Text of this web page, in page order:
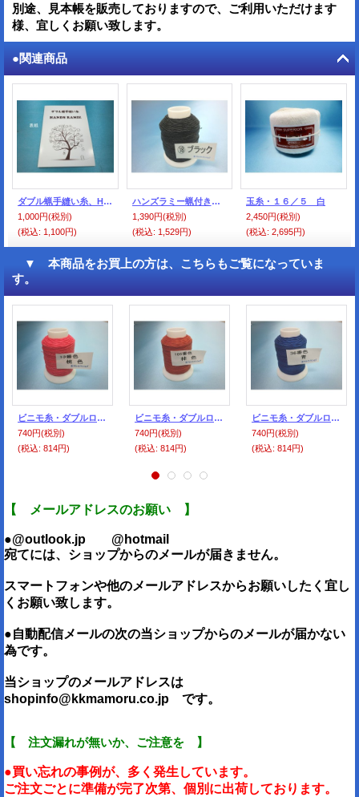
別途、見本帳を販売しておりますので、ご利用いただけます
様、宜しくお願い致します。
●関連商品
ダブル蝋手縫い糸、HANDS RAMIE糸、共通見本帳
1,000円(税別)
(税込: 1,100円)
ハンズラミー蝋付き 16/4 ブラック（3）
1,390円(税別)
(税込: 1,529円)
玉糸・１６／５ 白
2,450円(税別)
(税込: 2,695円)
▼ 本商品をお買上の方は、こちらもご覧になっていま
す。
ビニモ糸・ダブルロウ付き 1番手 13番色・桃色
740円(税別)
(税込: 814円)
ビニモ糸・ダブルロウ付き 1番手 105番色・柿色
740円(税別)
(税込: 814円)
ビニモ糸・ダブルロウ付き 1番手 36番色・青
740円(税別)
(税込: 814円)
【 メールアドレスのお願い 】
●@outlook.jp @hotmail
宛てには、ショップからのメールが届きません。
スマートフォンや他のメールアドレスからお願いしたく宜し
くお願い致します。
●自動配信メールの次の当ショップからのメールが届かない
為です。
当ショップのメールアドレスは
shopinfo@kkmamoru.co.jp です。
【 注文漏れが無いか、ご注意を 】
●買い忘れの事例が、多く発生しています。
ご注文ごとに準備が完了次第、個別に出荷しております。